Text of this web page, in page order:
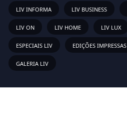
LIV INFORMA LIV BUSINESS
LIV ON LIV HOME LIV LUX
ESPECIAIS LIV EDIÇÕES IMPRESSAS
GALERIA LIV